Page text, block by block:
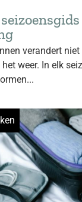
verandert
weer. In elk